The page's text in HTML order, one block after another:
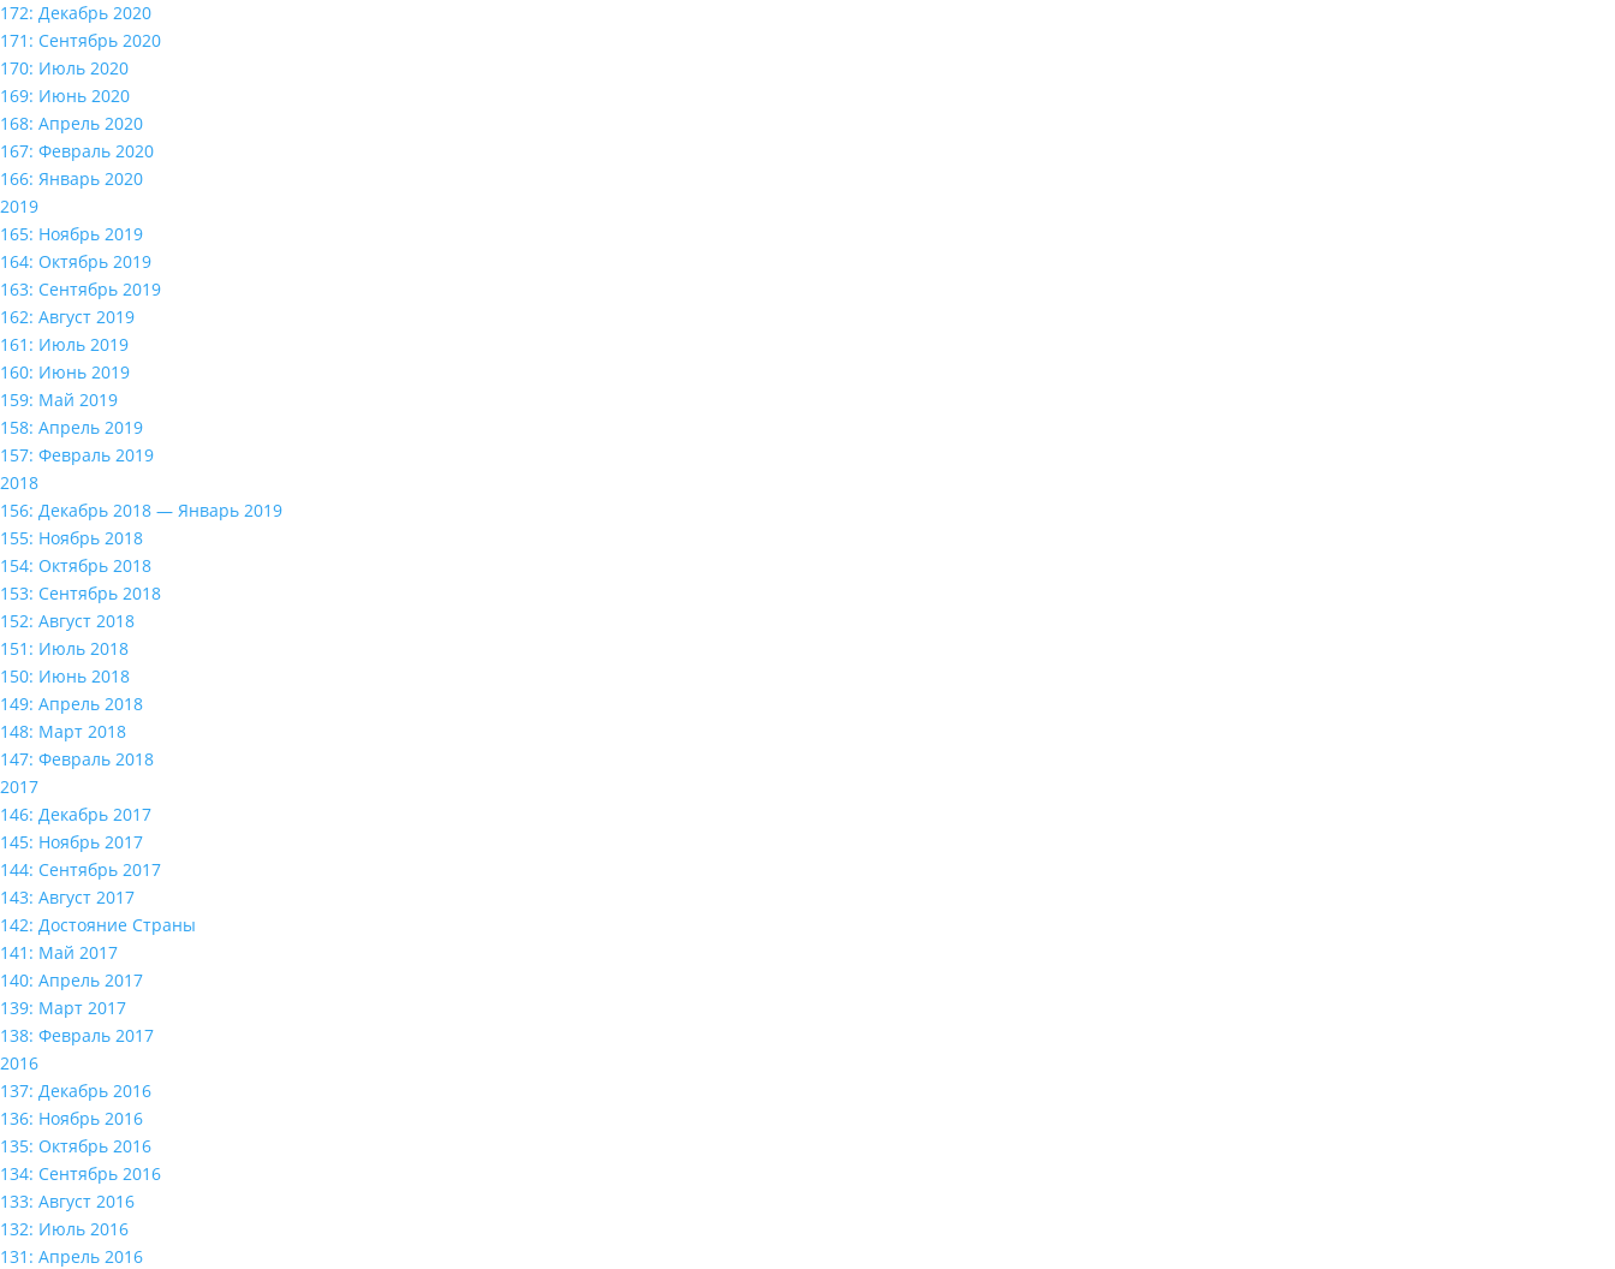
172: Декабрь 2020
171: Сентябрь 2020
170: Июль 2020
169: Июнь 2020
168: Апрель 2020
167: Февраль 2020
166: Январь 2020
2019
165: Ноябрь 2019
164: Октябрь 2019
163: Сентябрь 2019
162: Август 2019
161: Июль 2019
160: Июнь 2019
159: Май 2019
158: Апрель 2019
157: Февраль 2019
2018
156: Декабрь 2018 — Январь 2019
155: Ноябрь 2018
154: Октябрь 2018
153: Сентябрь 2018
152: Август 2018
151: Июль 2018
150: Июнь 2018
149: Апрель 2018
148: Март 2018
147: Февраль 2018
2017
146: Декабрь 2017
145: Ноябрь 2017
144: Сентябрь 2017
143: Август 2017
142: Достояние Страны
141: Май 2017
140: Апрель 2017
139: Март 2017
138: Февраль 2017
2016
137: Декабрь 2016
136: Ноябрь 2016
135: Октябрь 2016
134: Сентябрь 2016
133: Август 2016
132: Июль 2016
131: Апрель 2016